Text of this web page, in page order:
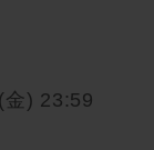
) 23:59